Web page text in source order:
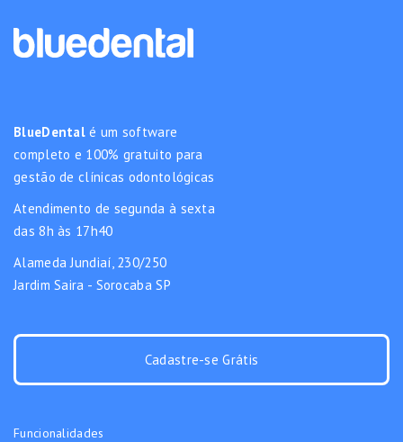
BlueDental é um software
completo e 100% gratuito para
gestão de clínicas odontológicas
Atendimento de segunda à sexta
das 8h às 17h40
Alameda Jundiaí, 230/250
Jardim Saira - Sorocaba SP
Cadastre-se Grátis
Funcionalidades